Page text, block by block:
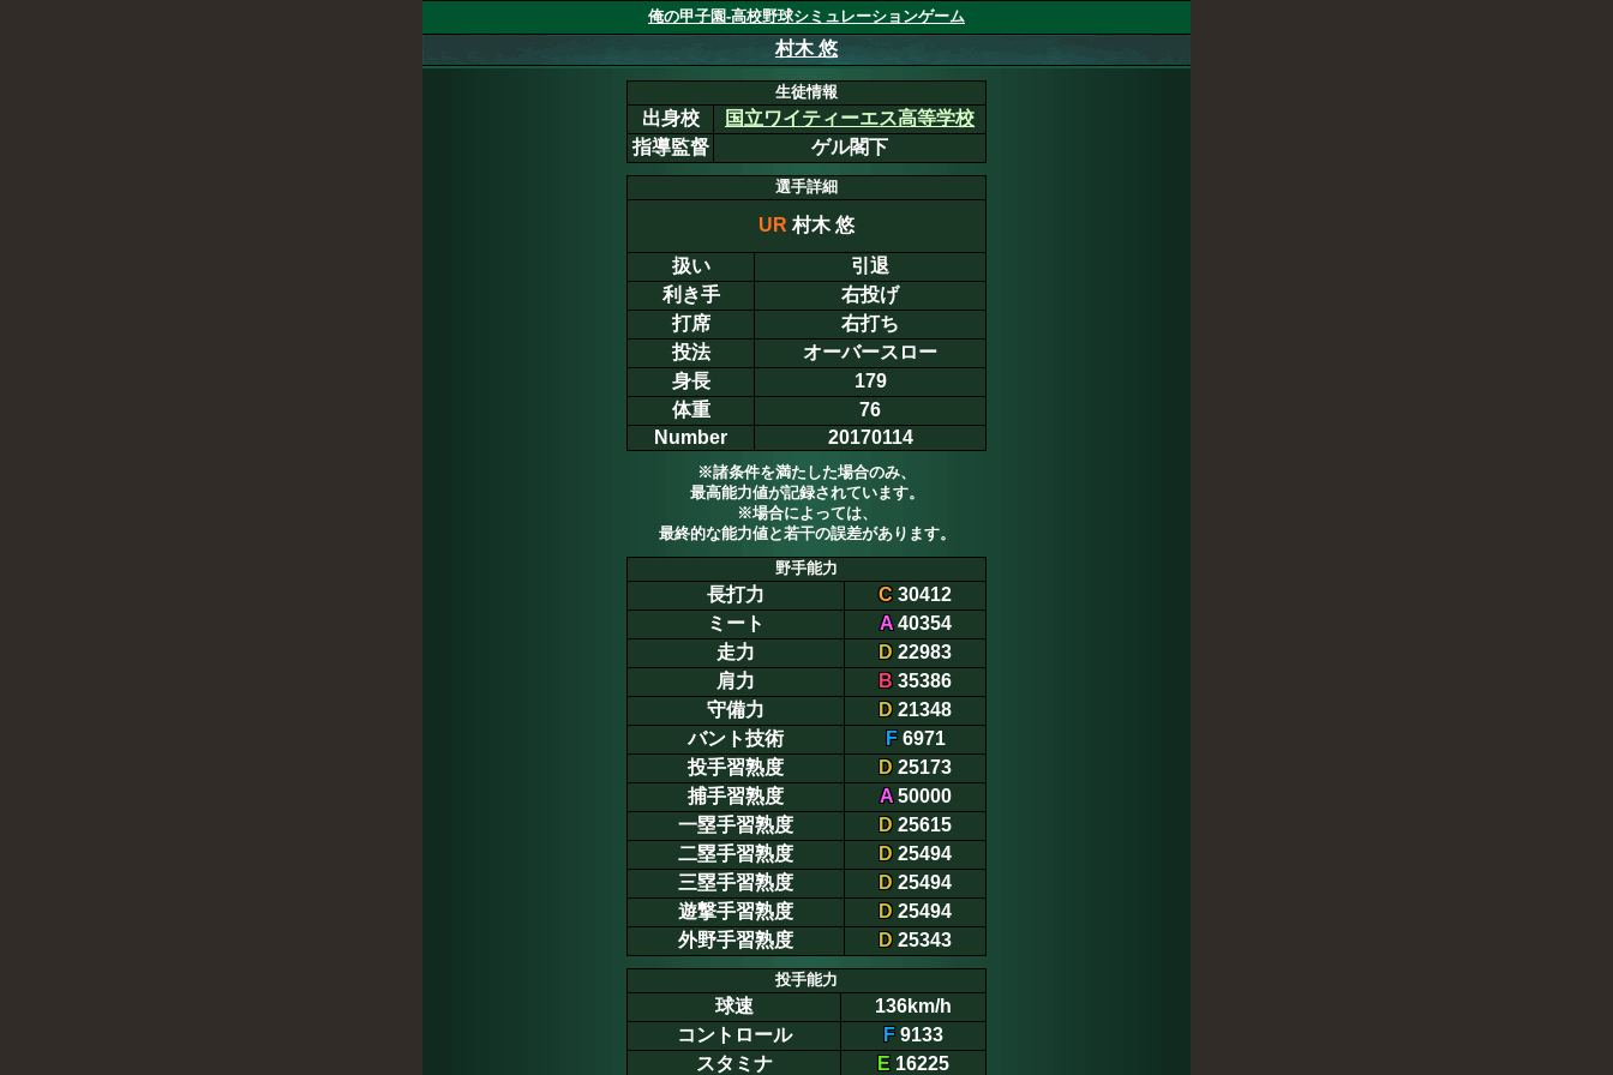
俺の甲子園-高校野球シミュレーションゲーム
村木 悠
生徒情報
出身校
国立ワイティーエス高等学校
指導監督
ゲル閣下
選手詳細
UR 村木 悠
扱い
引退
利き手
右投げ
打席
右打ち
投法
オーバースロー
身長
179
体重
76
Number
20170114
※諸条件を満たした場合のみ、
最高能力値が記録されています。
※場合によっては、
最終的な能力値と若干の誤差があります。
野手能力
長打力 C 30412
ミート
A40354
走力
D 22983
肩力
B 35386
守備力
D 21348
バント技術
F6971
投手習熟度
D 25173
捕手習熟度
A50000
一塁手習熟度
D 25615
二塁手習熟度
D 25494
三塁手習熟度
D 25494
遊撃手習熟度
D 25494
外野手習熟度
D 25343
投手能力
球速
136km/h
コントロール
F 9133
スタミナ
E 16225